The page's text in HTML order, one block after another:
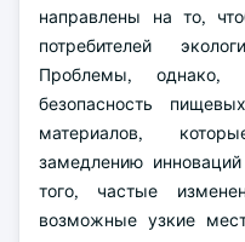
направлены на то,
потребителей
Проблемы, однако,
безопасность
материалов,
замедлению
того, частые
возможные узкие